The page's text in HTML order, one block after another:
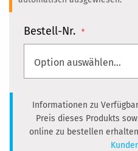
Bestell-Nr.
Informationen zu
Preis dieses Produkts
online zu bestellen